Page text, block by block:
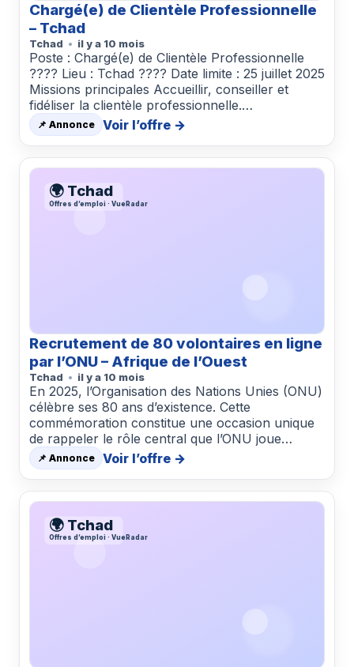
Chargé(e) de Clientèle Professionnelle
– Tchad
Tchad il y a 10 mois
Poste : Chargé(e) de Clientèle Professionnelle
???? Lieu : Tchad ???? Date limite : 25 juillet 2025
Missions principales Accueillir, conseiller et
fidéliser la clientèle professionnelle.…
📌 Annonce Voir l’offre →
🌍 Tchad
Offres d’emploi · VueRadar
Recrutement de 80 volontaires en ligne
par l’ONU – Afrique de l’Ouest
Tchad il y a 10 mois
En 2025, l’Organisation des Nations Unies (ONU)
célèbre ses 80 ans d’existence. Cette
commémoration constitue une occasion unique
de rappeler le rôle central que l’ONU joue…
📌 Annonce Voir l’offre →
🌍 Tchad
Offres d’emploi · VueRadar